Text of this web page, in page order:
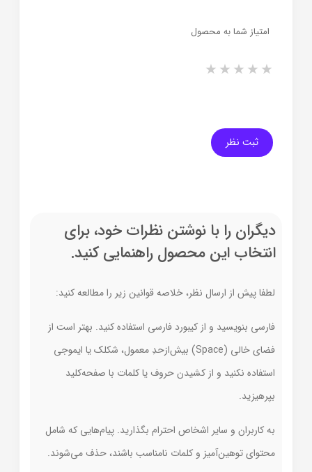
امتیاز شما به محصول
5 stars
4 stars
3 stars
2 stars
ثبت نظر
دیگران را با نوشتن نظرات خود، برای
انتخاب این محصول راهنمایی کنید.
لطفا پیش از ارسال نظر، خلاصه قوانین زیر را مطالعه کنید:
فارسی بنویسید و از کیبورد فارسی استفاده کنید. بهتر است از
فضای خالی (Space) بیش‌از‌حدِ معمول، شکلک یا ایموجی
استفاده نکنید و از کشیدن حروف یا کلمات با صفحه‌کلید
بپرهیزید.
به کاربران و سایر اشخاص احترام بگذارید. پیام‌هایی که شامل
محتوای توهین‌آمیز و کلمات نامناسب باشند، حذف می‌شوند.